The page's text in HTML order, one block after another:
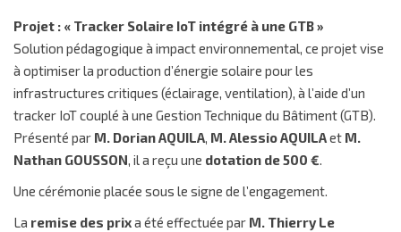
Projet : « Tracker Solaire IoT intégré à une GTB »
Solution pédagogique à impact environnemental, ce projet vise
à optimiser la production d’énergie solaire pour les
infrastructures critiques (éclairage, ventilation), à l’aide d’un
tracker IoT couplé à une Gestion Technique du Bâtiment (GTB).
Présenté par M. Dorian AQUILA, M. Alessio AQUILAet M.
Nathan GOUSSON, il a reçu une dotation de 500 €.
Une cérémonie placée sous le signe de l’engagement.
La remise des prixa été effectuée par M. Thierry Le